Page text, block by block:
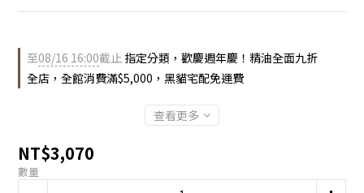
至08/16 16:00截止 指定分類，歡慶週年慶！精油全面九折
全店，全館消費滿$5,000，黑貓宅配免運費
查看更多
NT$3,070
數量